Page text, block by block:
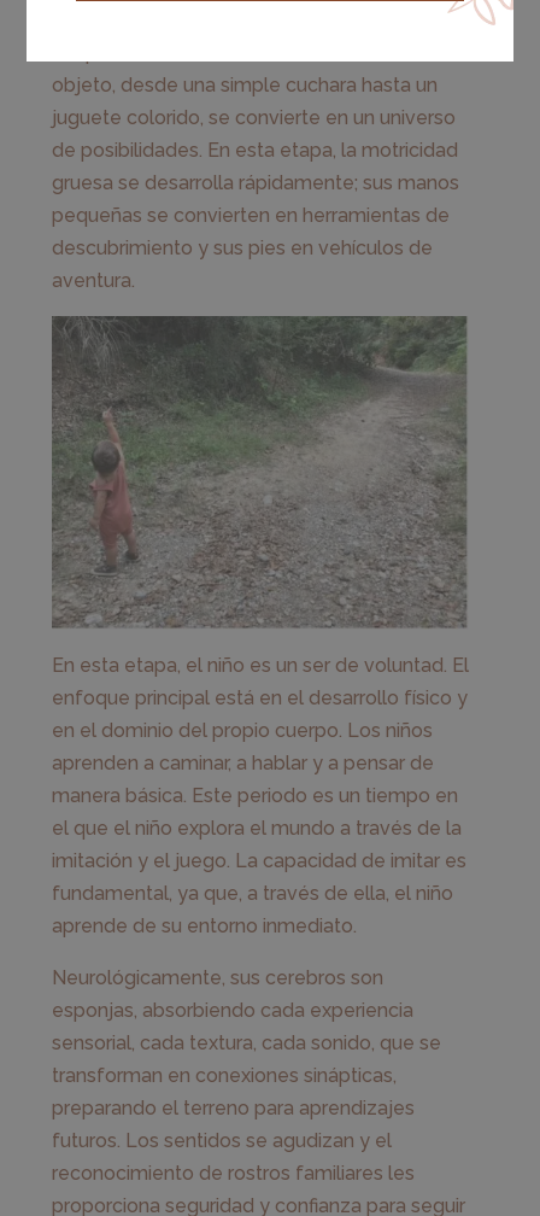
objeto, desde una simple cuchara hasta un
juguete colorido, se convierte en un universo
de posibilidades. En esta etapa, la motricidad
gruesa se desarrolla rápidamente; sus manos
pequeñas se convierten en herramientas de
descubrimiento y sus pies en vehículos de
aventura.
En esta etapa, el niño es un ser de voluntad. El
enfoque principal está en el desarrollo físico y
en el dominio del propio cuerpo. Los niños
aprenden a caminar, a hablar y a pensar de
manera básica. Este periodo es un tiempo en
el que el niño explora el mundo a través de la
imitación y el juego. La capacidad de imitar es
fundamental, ya que, a través de ella, el niño
aprende de su entorno inmediato.
Neurológicamente, sus cerebros son
esponjas, absorbiendo cada experiencia
sensorial, cada textura, cada sonido, que se
transforman en conexiones sinápticas,
preparando el terreno para aprendizajes
futuros. Los sentidos se agudizan y el
reconocimiento de rostros familiares les
proporciona seguridad y confianza para seguir